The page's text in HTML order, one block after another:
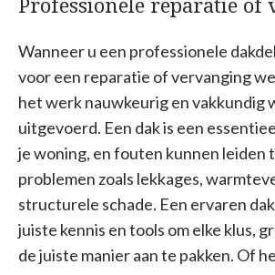
Wanneer u een professionele
voor een reparatie of vervanging
het werk nauwkeurig en vakkundig
uitgevoerd. Een dak is een
je woning, en fouten kunnen leiden
problemen zoals lekkages,
structurele schade. Een ervaren
juiste kennis en tools om elke klus,
de juiste manier aan te pakken. Of